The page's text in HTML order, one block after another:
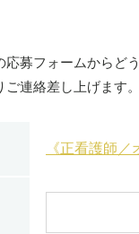
募フォームからどう
連絡差し上げます。
《正看護師